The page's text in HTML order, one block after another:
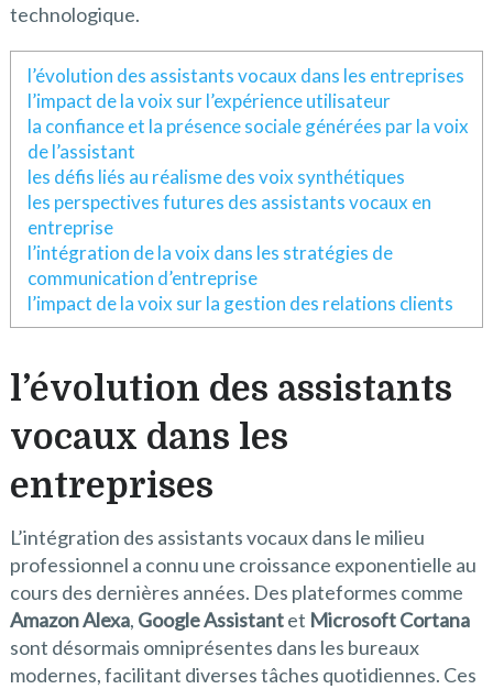
technologique.
l’évolution des assistants vocaux dans les entreprises
l’impact de la voix sur l’expérience utilisateur
la confiance et la présence sociale générées par la voix
de l’assistant
les défis liés au réalisme des voix synthétiques
les perspectives futures des assistants vocaux en
entreprise
l’intégration de la voix dans les stratégies de
communication d’entreprise
l’impact de la voix sur la gestion des relations clients
l’évolution des assistants
vocaux dans les
entreprises
L’intégration des assistants vocaux dans le milieu
professionnel a connu une croissance exponentielle au
cours des dernières années. Des plateformes comme
Amazon Alexa, Google Assistantet Microsoft Cortana
sont désormais omniprésentes dans les bureaux
modernes, facilitant diverses tâches quotidiennes. Ces